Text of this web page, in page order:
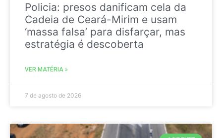
Policia: presos danificam cela da
Cadeia de Ceará-Mirim e usam
‘massa falsa’ para disfarçar, mas
estratégia é descoberta
VER MATÉRIA »
7 de agosto de 2026